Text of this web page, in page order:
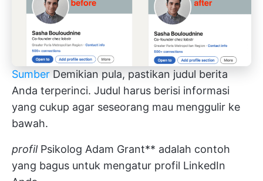
Sumber Demikian pula, pastikan judul berita
Anda terperinci. Judul harus berisi informasi
yang cukup agar seseorang mau menggulir ke
bawah.
profil Psikolog Adam Grant** adalah contoh
yang bagus untuk mengatur profil LinkedIn